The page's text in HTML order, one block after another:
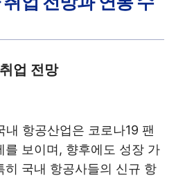
업 전망
내 항공산업은 코로나19 팬
를 보이며, 향후에도 성장 가
히 국내 항공사들의 신규 항